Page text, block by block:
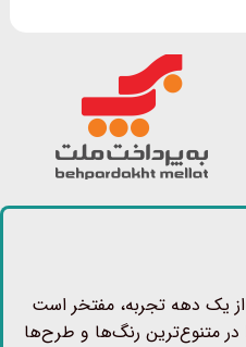
یک دهه تجربه، مفتخر است
در متنوع‌ترین رنگ‌ها و طرح‌ها